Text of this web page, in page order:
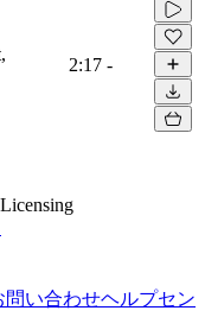
2:17 -
問い合わせヘルプセン